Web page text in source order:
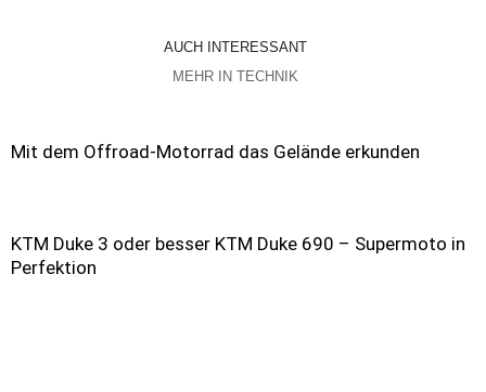
AUCH INTERESSANT
MEHR IN TECHNIK
Mit dem Offroad-Motorrad das Gelände erkunden
KTM Duke 3 oder besser KTM Duke 690 – Supermoto in
Perfektion